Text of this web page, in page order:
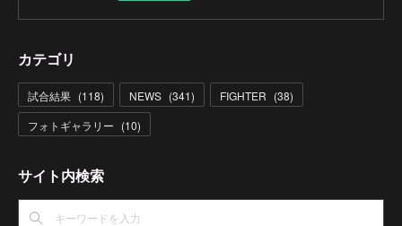
カテゴリ
試合結果 (118) NEWS (341) FIGHTER (38)
フォトギャラリー (10)
サイト内検索